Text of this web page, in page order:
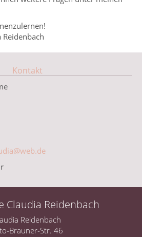
Kontakt
Claudia Reidenbach
Reidenbach
Brauner-Str. 46